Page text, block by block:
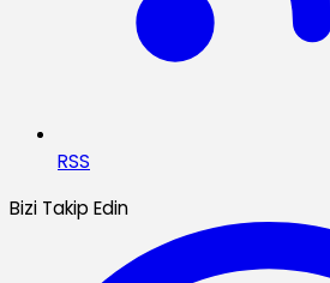
RSS
Bizi Takip Edin